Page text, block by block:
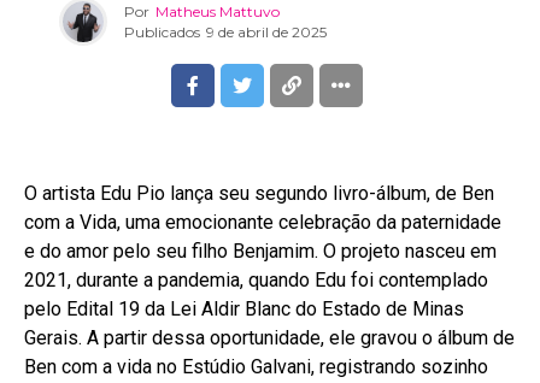
Por Matheus Mattuvo
Publicados 9 de abril de 2025
O artista Edu Pio lança seu segundo livro-álbum, de Ben
com a Vida, uma emocionante celebração da paternidade
e do amor pelo seu filho Benjamim. O projeto nasceu em
2021, durante a pandemia, quando Edu foi contemplado
pelo Edital 19 da Lei Aldir Blanc do Estado de Minas
Gerais. A partir dessa oportunidade, ele gravou o álbum de
Ben com a vida no Estúdio Galvani, registrando sozinho